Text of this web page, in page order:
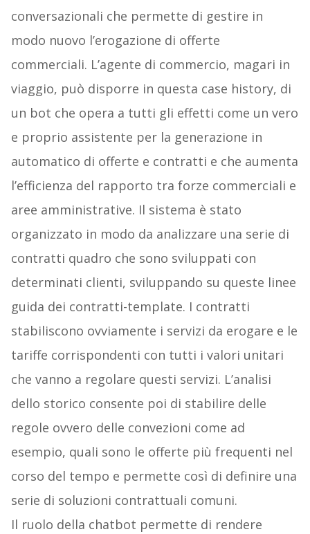
conversazionali che permette di gestire in
modo nuovo l’erogazione di offerte
commerciali. L’agente di commercio, magari in
viaggio, può disporre in questa case history, di
un bot che opera a tutti gli effetti come un vero
e proprio assistente per la generazione in
automatico di offerte e contratti e che aumenta
l’efficienza del rapporto tra forze commerciali e
aree amministrative. Il sistema è stato
organizzato in modo da analizzare una serie di
contratti quadro che sono sviluppati con
determinati clienti, sviluppando su queste linee
guida dei contratti-template. I contratti
stabiliscono ovviamente i servizi da erogare e le
tariffe corrispondenti con tutti i valori unitari
che vanno a regolare questi servizi. L’analisi
dello storico consente poi di stabilire delle
regole ovvero delle convezioni come ad
esempio, quali sono le offerte più frequenti nel
corso del tempo e permette così di definire una
serie di soluzioni contrattuali comuni.
Il ruolo della chatbot permette di rendere